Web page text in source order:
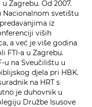
Zagrebu. Od 2007.
Nacionalnom svetištu
iz
viših
a već je više godina
FTI-a u Zagrebu.
u na Sveučilištu u
djela pri HBK.
na HRT s
je duhovnik u
Družbe Isusove